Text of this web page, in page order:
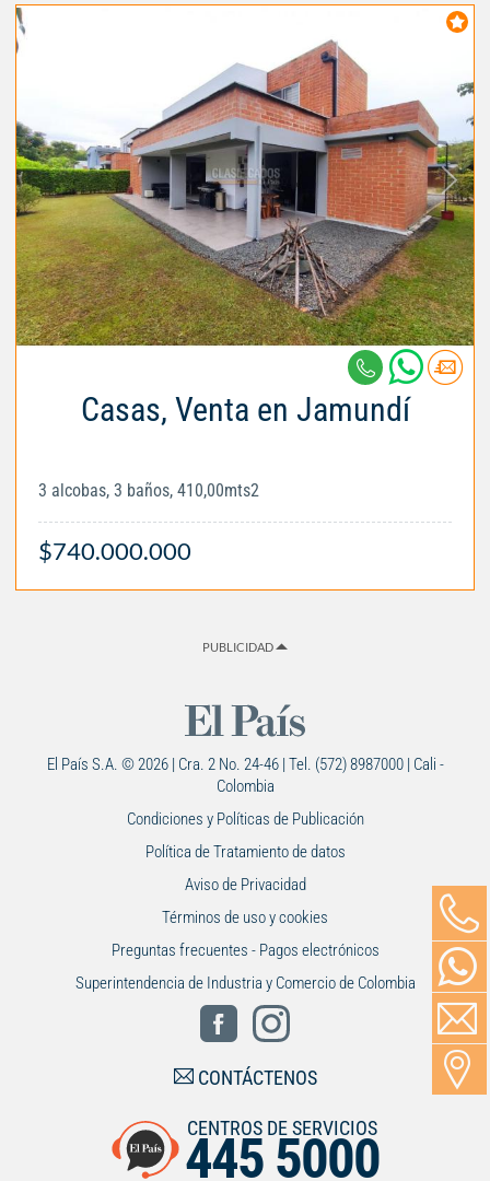
Casas, Venta en Jamundí
3 alcobas, 3 baños, 410,00mts2
$740.000.000
PUBLICIDAD
El País S.A. © 2026 | Cra. 2 No. 24-46 | Tel. (572) 8987000 | Cali -
Colombia
Condiciones y Políticas de Publicación
Política de Tratamiento de datos
Aviso de Privacidad
Términos de uso y cookies
Preguntas frecuentes - Pagos electrónicos
Superintendencia de Industria y Comercio de Colombia
CONTÁCTENOS
CENTROS DE SERVICIOS
445 5000